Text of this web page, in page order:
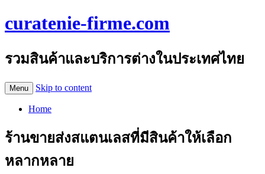
curatenie-firme.com
รวมสินค้าและบริการต่างในประเทศไทย
Menu Skip to content
Home
ร้านขายส่งสแตนเลสที่มีสินค้าให้เลือก
หลากหลาย